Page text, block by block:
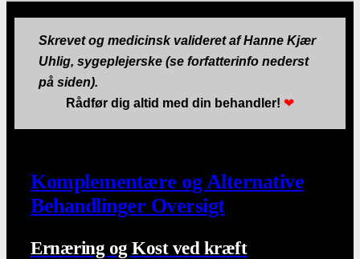
Skrevet og medicinsk valideret af Hanne Kjær
Uhlig, sygeplejerske (se forfatterinfo nederst
på siden).
Rådfør dig altid med din behandler! ❤
Komplementære og Alternative
Behandlinger Oversigt
Ernæring og Kost ved kræft